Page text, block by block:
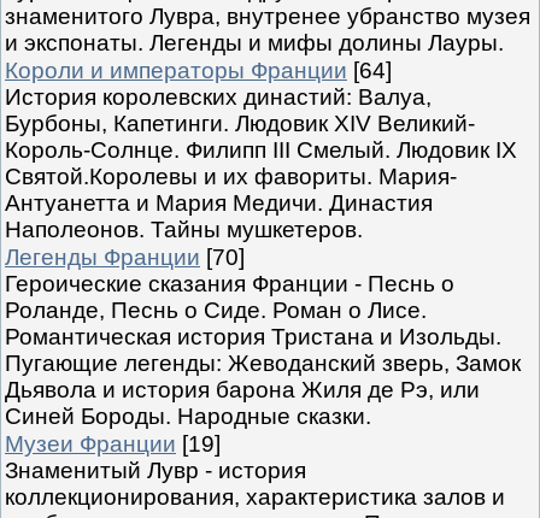
знаменитого Лувра, внутренее убранство музея
и экспонаты. Легенды и мифы долины Лауры.
Короли и императоры Франции [64]
История королевских династий: Валуа,
Бурбоны, Капетинги. Людовик XIV Великий-
Король-Солнце. Филипп III Смелый. Людовик IX
Святой.Королевы и их фавориты. Мария-
Антуанетта и Мария Медичи. Династия
Наполеонов. Тайны мушкетеров.
Легенды Франции [70]
Героические сказания Франции - Песнь о
Роланде, Песнь о Сиде. Роман о Лисе.
Романтическая история Тристана и Изольды.
Пугающие легенды: Жеводанский зверь, Замок
Дьявола и история барона Жиля де Рэ, или
Синей Бороды. Народные сказки.
Музеи Франции [19]
Знаменитый Лувр - история
коллекционирования, характеристика залов и